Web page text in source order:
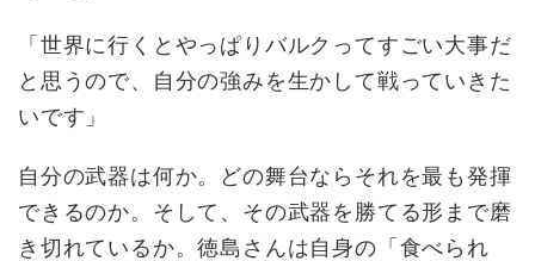
「世界に行くとやっぱりバルクってすごい大事だ
と思うので、自分の強みを生かして戦っていきた
いです」
自分の武器は何か。どの舞台ならそれを最も発揮
できるのか。そして、その武器を勝てる形まで磨
き切れているか。徳島さんは自身の「食べられ